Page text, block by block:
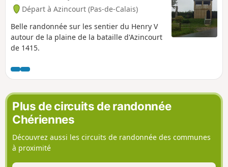
Départ à Azincourt (Pas-de-Calais)
Belle randonnée sur les sentier du Henry V
autour de la plaine de la bataille d'Azincourt
de 1415.
Plus de circuits de randonnée
Chériennes
Découvrez aussi les circuits de randonnée des communes
à proximité